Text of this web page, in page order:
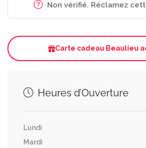
Non vérifié. Réclamez
Carte cadeau Beaulieu
Heures d’Ouverture
Lundi
Mardi